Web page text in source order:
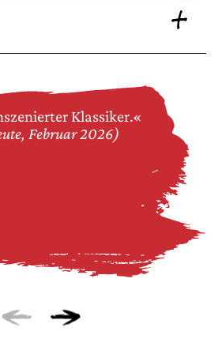
Klassiker.«
Februar 2026)